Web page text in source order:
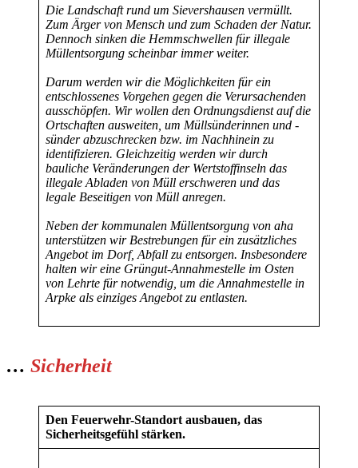
Die Landschaft rund um Sievershausen vermüllt.
Zum Ärger von Mensch und zum Schaden der Natur.
Dennoch sinken die Hemmschwellen für illegale
Müllentsorgung scheinbar immer weiter.
Darum werden wir die Möglichkeiten für ein
entschlossenes Vorgehen gegen die Verursachenden
ausschöpfen. Wir wollen den Ordnungsdienst auf die
Ortschaften ausweiten, um Müllsünderinnen und -
sünder abzuschrecken bzw. im Nachhinein zu
identifizieren. Gleichzeitig werden wir durch
bauliche Veränderungen der Wertstoffinseln das
illegale Abladen von Müll erschweren und das
legale Beseitigen von Müll anregen.
Neben der kommunalen Müllentsorgung von aha
unterstützen wir Bestrebungen für ein zusätzliches
Angebot im Dorf, Abfall zu entsorgen. Insbesondere
halten wir eine Grüngut-Annahmestelle im Osten
von Lehrte für notwendig, um die Annahmestelle in
Arpke als einziges Angebot zu entlasten.
… Sicherheit
Den Feuerwehr-Standort ausbauen, das
Sicherheitsgefühl stärken.